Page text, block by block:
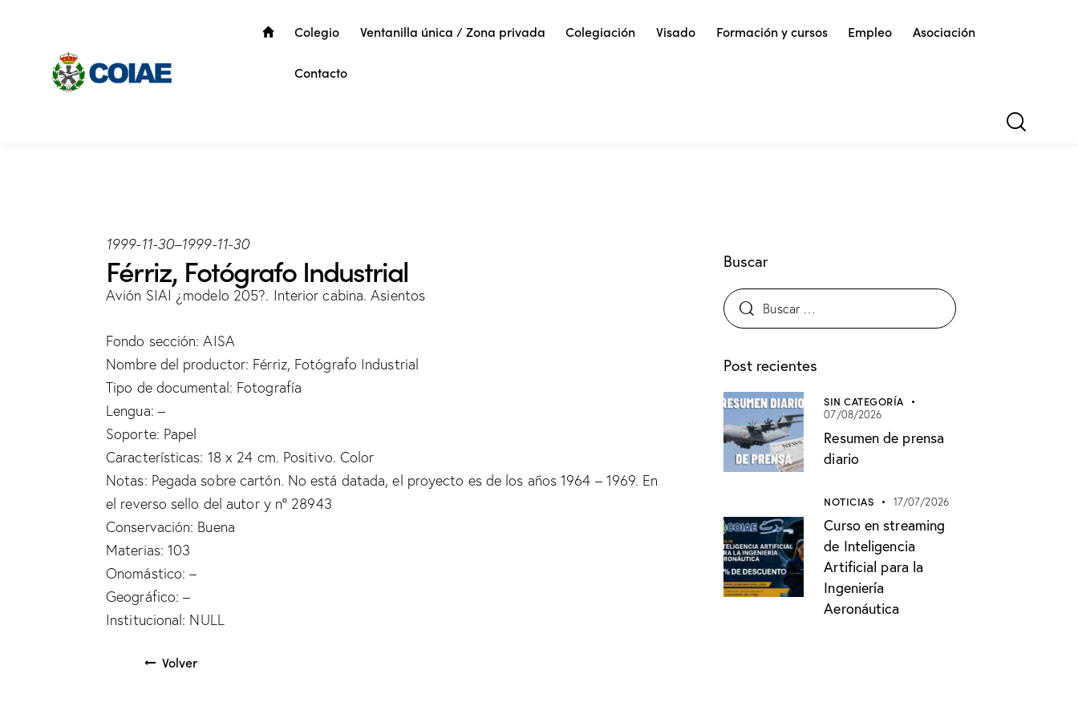
Colegio Ventanilla única / Zona privada Colegiación Visado Formación y cursos Empleo Asociación
Contacto
1999-11-30–1999-11-30
Férriz, Fotógrafo Industrial
Avión SIAI ¿modelo 205?. Interior cabina. Asientos
Fondo sección: AISA
Nombre del productor: Férriz, Fotógrafo Industrial
Tipo de documental: Fotografía
Lengua: –
Soporte: Papel
Características: 18 x 24 cm. Positivo. Color
Notas: Pegada sobre cartón. No está datada, el proyecto es de los años 1964 – 1969. En
el reverso sello del autor y nº 28943
Conservación: Buena
Materias: 103
Onomástico: –
Geográfico: –
Institucional: NULL
Volver
Buscar
Post recientes
SIN CATEGORÍA
07/08/2026
Resumen de prensa
diario
NOTICIAS 17/07/2026
Curso en streaming
de Inteligencia
Artificial para la
Ingeniería
Aeronáutica